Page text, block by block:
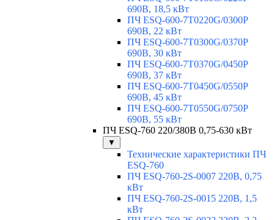
690В, 18,5 кВт
ПЧ ESQ-600-7T0220G/0300P
690В, 22 кВт
ПЧ ESQ-600-7T0300G/0370P
690В, 30 кВт
ПЧ ESQ-600-7T0370G/0450P
690В, 37 кВт
ПЧ ESQ-600-7T0450G/0550P
690В, 45 кВт
ПЧ ESQ-600-7T0550G/0750P
690В, 55 кВт
ПЧ ESQ-760 220/380В 0,75-630 кВт
▼
Технические характеристики ПЧ
ESQ-760
ПЧ ESQ-760-2S-0007 220В, 0,75
кВт
ПЧ ESQ-760-2S-0015 220В, 1,5
кВт